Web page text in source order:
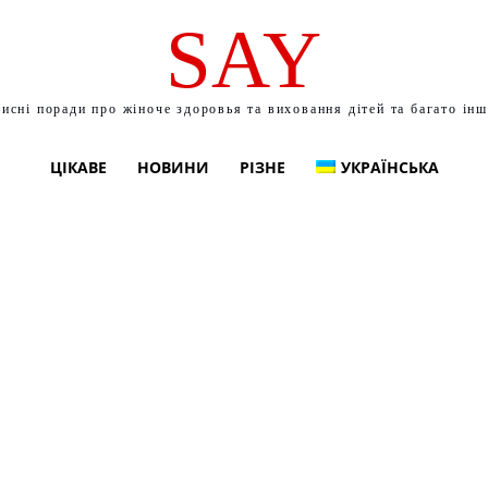
SAY
поради про жіноче здоровья та виховання дітей та багато
ЦІКАВЕ НОВИНИ РІЗНЕ УКРАЇНСЬКА